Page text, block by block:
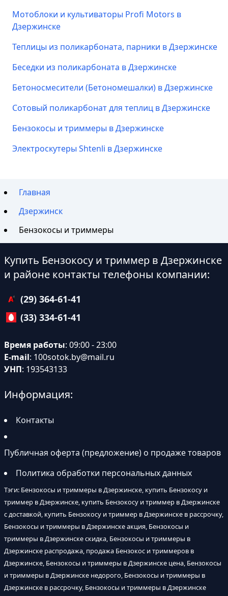
Мотоблоки и культиваторы Profi Motors в
Дзержинске
Теплицы из поликарбоната, парники в Дзержинске
Беседки из поликарбоната в Дзержинске
Бетоносмесители (Бетономешалки) в Дзержинске
Сотовый поликарбонат для теплиц в Дзержинске
Бензокосы и триммеры в Дзержинске
Электроскутеры Shtenli в Дзержинске
Главная
Дзержинск
Бензокосы и триммеры
Купить Бензокосу и триммер в Дзержинске
и районе контакты телефоны компании:
(29) 364-61-41
(33) 334-61-41
Время работы: 09:00 - 23:00
E-mail: 100sotok.by@mail.ru
УНП: 193543133
Информация:
Контакты
Публичная оферта (предложение) о продаже товаров
Политика обработки персональных данных
Тэги: Бензокосы и триммеры в Дзержинске, купить Бензокосу и
триммер в Дзержинске, купить Бензокосу и триммер в Дзержинске
с доставкой, купить Бензокосу и триммер в Дзержинске в рассрочку,
Бензокосы и триммеры в Дзержинске акция, Бензокосы и
триммеры в Дзержинске скидка, Бензокосы и триммеры в
Дзержинске распродажа, продажа Бензокос и триммеров в
Дзержинске, Бензокосы и триммеры в Дзержинске цена, Бензокосы
и триммеры в Дзержинске недорого, Бензокосы и триммеры в
Дзержинске в рассрочку, Бензокосы и триммеры в Дзержинске